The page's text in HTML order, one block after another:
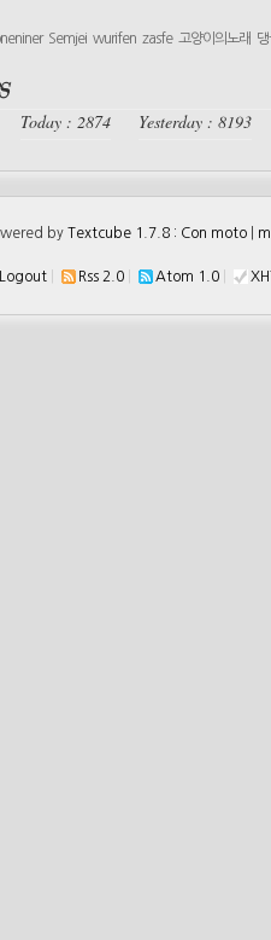
Semjei wurifen zasfe 고양이의노래
Today : 2874 Yesterday : 8193
by Textcube 1.7.8 : Con moto
Logout Rss 2.0 Atom 1.0